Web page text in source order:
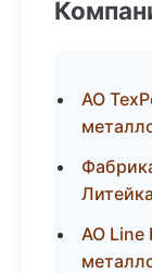
АО
АО Line